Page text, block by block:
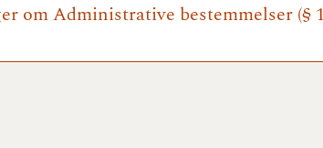
om Administrative bestemmelser (§